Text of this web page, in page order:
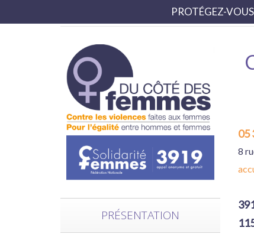
PRÉSENTATION
05
8
PROTÉGEZ-